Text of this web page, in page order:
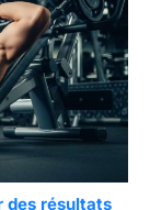
des résultats